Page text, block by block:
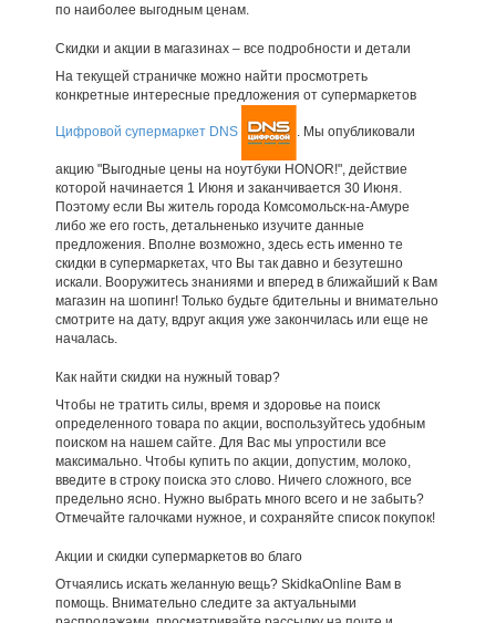
по наиболее выгодным ценам.
Скидки и акции в магазинах – все подробности и детали
На текущей страничке можно найти просмотреть
конкретные интересные предложения от супермаркетов
Цифровой супермаркет DNS . Мы опубликовали
акцию "Выгодные цены на ноутбуки HONOR!", действие
которой начинается 1 Июня и заканчивается 30 Июня.
Поэтому если Вы житель города Комсомольск-на-Амуре
либо же его гость, детальненько изучите данные
предложения. Вполне возможно, здесь есть именно те
скидки в супермаркетах, что Вы так давно и безутешно
искали. Вооружитесь знаниями и вперед в ближайший к Вам
магазин на шопинг! Только будьте бдительны и внимательно
смотрите на дату, вдруг акция уже закончилась или еще не
началась.
Как найти скидки на нужный товар?
Чтобы не тратить силы, время и здоровье на поиск
определенного товара по акции, воспользуйтесь удобным
поиском на нашем сайте. Для Вас мы упростили все
максимально. Чтобы купить по акции, допустим, молоко,
введите в строку поиска это слово. Ничего сложного, все
предельно ясно. Нужно выбрать много всего и не забыть?
Отмечайте галочками нужное, и сохраняйте список покупок!
Акции и скидки супермаркетов во благо
Отчаялись искать желанную вещь? SkidkaOnline Вам в
помощь. Внимательно следите за актуальными